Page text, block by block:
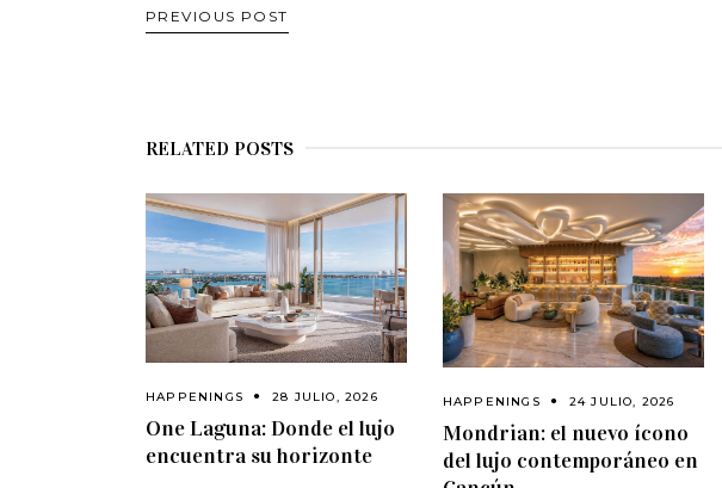
PREVIOUS POST
RELATED POSTS
HAPPENINGS 28 JULIO, 2026
One Laguna: Donde el lujo
encuentra su horizonte
HAPPENINGS 24 JULIO, 2026
Mondrian: el nuevo ícono
del lujo contemporáneo en